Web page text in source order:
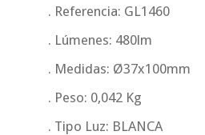
. Referencia: GL1460
. Lúmenes: 480lm
. Medidas: Ø37x100mm
. Peso: 0,042 Kg
. Tipo Luz: BLANCA